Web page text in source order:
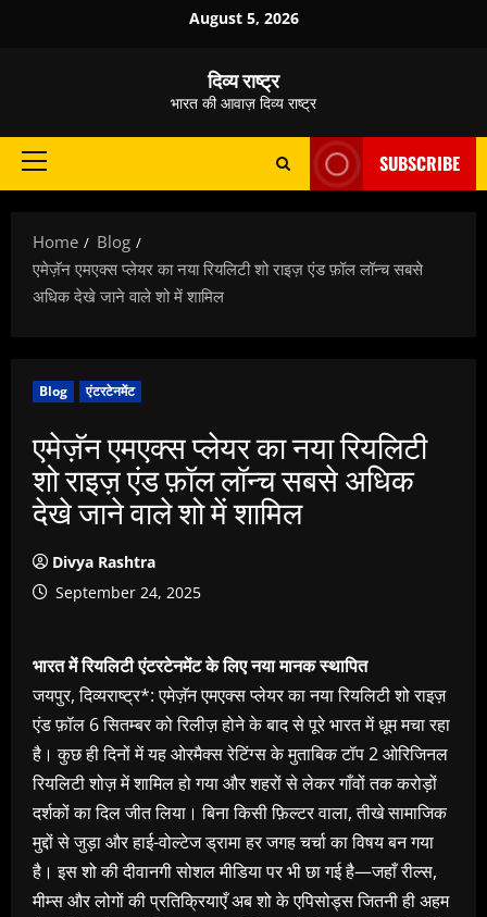
August 5, 2026
दिव्य राष्ट्र
भारत की आवाज़ दिव्य राष्ट्र
Primary
SUBSCRIBE
Home
Blog
एमेज़ॅन एमएक्स प्लेयर का नया रियलिटी शो राइज़ एंड फ़ॉल लॉन्च सबसे
अधिक देखे जाने वाले शो में शामिल
Blog एंटरटेनमेंट
एमेज़ॅन एमएक्स प्लेयर का नया रियलिटी
शो राइज़ एंड फ़ॉल लॉन्च सबसे अधिक
देखे जाने वाले शो में शामिल
Divya Rashtra
September 24, 2025
भारत में रियलिटी एंटरटेनमेंट के लिए नया मानक स्थापित
जयपुर, दिव्यराष्ट्र*: एमेज़ॅन एमएक्स प्लेयर का नया रियलिटी शो राइज़
एंड फ़ॉल 6 सितम्बर को रिलीज़ होने के बाद से पूरे भारत में धूम मचा रहा
है। कुछ ही दिनों में यह ओरमैक्स रेटिंग्स के मुताबिक टॉप 2 ओरिजिनल
रियलिटी शोज़ में शामिल हो गया और शहरों से लेकर गाँवों तक करोड़ों
दर्शकों का दिल जीत लिया। बिना किसी फ़िल्टर वाला, तीखे सामाजिक
मुद्दों से जुड़ा और हाई-वोल्टेज ड्रामा हर जगह चर्चा का विषय बन गया
है। इस शो की दीवानगी सोशल मीडिया पर भी छा गई है—जहाँ रील्स,
मीम्स और लोगों की प्रतिक्रियाएँ अब शो के एपिसोड्स जितनी ही अहम